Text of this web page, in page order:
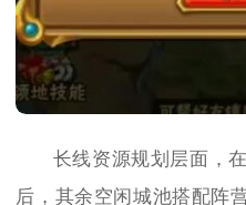
长线资源规划层面，
后，其余空闲城池搭配阵